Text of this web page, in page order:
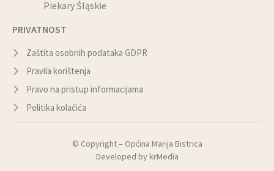
Piekary Śląskie
PRIVATNOST
Zaštita osobnih podataka GDPR
Pravila korištenja
Pravo na pristup informacijama
Politika kolačića
© Copyright – Općina Marija Bistrica
Developed by krMedia